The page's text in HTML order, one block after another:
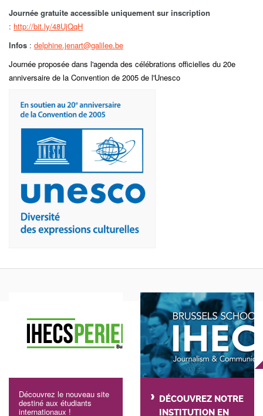
Journée gratuite accessible uniquement sur inscription
: http://bit.ly/48UjQqH
Infos : delphine.jenart@galilee.be
Journée proposée dans l'agenda des célébrations officielles du 20e
anniversaire de la Convention de 2005 de l'Unesco
Découvrez le nouveau site
destiné aux étudiants
internationaux !
DÉCOUVREZ NOTRE
INSTITUTION EN